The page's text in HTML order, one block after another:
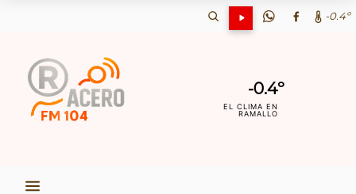
-0.4º
-0.4º
EL CLIMA EN
RAMALLO